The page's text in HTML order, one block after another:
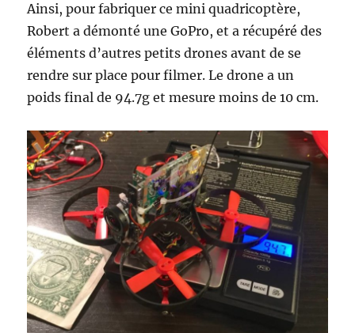
Ainsi, pour fabriquer ce mini quadricoptère,
Robert a démonté une GoPro, et a récupéré des
éléments d’autres petits drones avant de se
rendre sur place pour filmer. Le drone a un
poids final de 94.7g et mesure moins de 10 cm.